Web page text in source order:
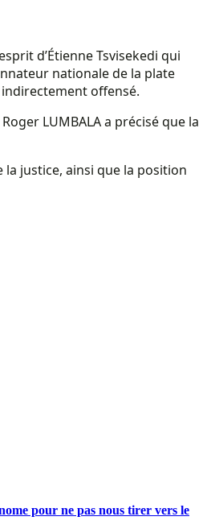
d’Étienne Tsvisekedi qui
nationale de la plate
offensé.
LUMBALA a précisé que la
la justice, ainsi que la position
pour ne pas nous tirer vers le